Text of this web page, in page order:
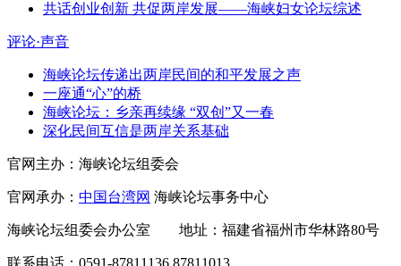
共话创业创新 共促两岸发展——海峡妇女论坛综述
评论·声音
海峡论坛传递出两岸民间的和平发展之声
一座通“心”的桥
海峡论坛：乡亲再续缘 “双创”又一春
深化民间互信是两岸关系基础
官网主办：海峡论坛组委会
官网承办： 中国台湾网 海峡论坛事务中心
海峡论坛组委会办公室 地址：福建省福州市华林路80号